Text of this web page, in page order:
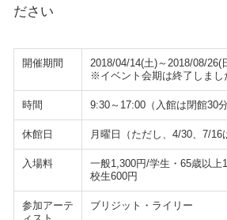
ださい
開催期間
2018/04/14(土)～2018/08/26(
※イベント会期は終了しまし
時間 9:30～17:00（入館は閉館30分
休館日 月曜日（ただし、4/30、7/16
入場料
一般1,300円/学生・65歳以上
校生600円
参加アーテ
ブリジット・ライリー